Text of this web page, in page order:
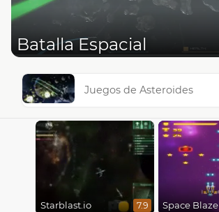
Batalla Espacial
Juegos de Asteroides
Starblast.io 7.9 Space Blaze